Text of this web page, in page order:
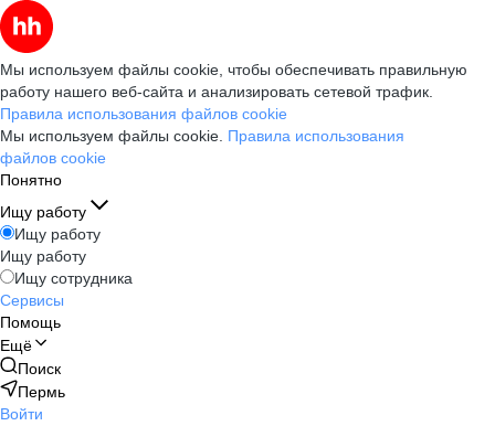
Мы используем файлы cookie, чтобы обеспечивать правильную
работу нашего веб-сайта и анализировать сетевой трафик.
Правила использования файлов cookie
Мы используем файлы cookie. Правила использования
файлов cookie
Понятно
Ищу работу
Ищу работу
Ищу работу
Ищу сотрудника
Сервисы
Помощь
Ещё
Поиск
Пермь
Войти